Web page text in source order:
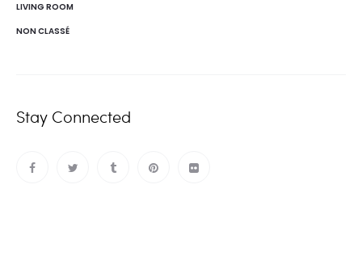
LIVING ROOM
NON CLASSÉ
Stay Connected